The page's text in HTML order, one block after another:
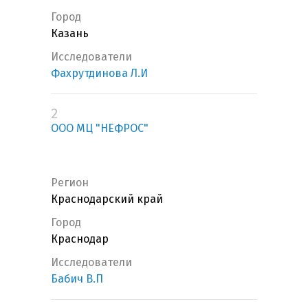
Город
Казань
Исследователи
Фахрутдинова Л.И
2
ООО МЦ "НЕФРОС"
Регион
Краснодарский край
Город
Краснодар
Исследователи
Бабич В.П